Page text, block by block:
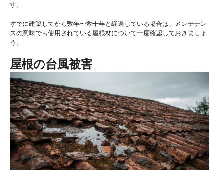
す。
すでに建築してから数年〜数十年と経過している場合は、メンテナン
スの意味でも使用されている屋根材について一度確認しておきましょ
う。
屋根の台風被害